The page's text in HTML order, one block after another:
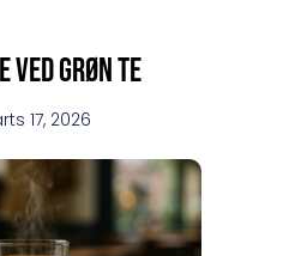
ved grøn te
17, 2026